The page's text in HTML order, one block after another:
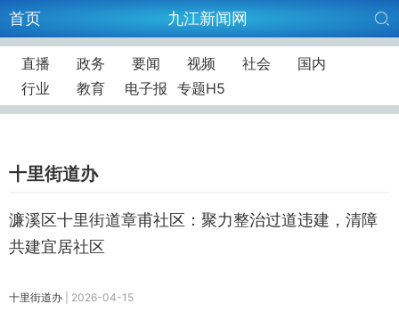
首页 九江新闻网
直播 政务 要闻 视频 社会
国内
行业
教育 电子报 专题H5
十里街道办
濂溪区十里街道章甫社区：聚力整治过道违建，清障
共建宜居社区
十里街道办 2026-04-15